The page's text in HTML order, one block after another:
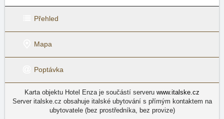
Přehled
Mapa
Poptávka
Karta objektu Hotel Enza je součástí serveru www.italske.cz
Server italske.cz obsahuje italské ubytování s přímým kontaktem na
ubytovatele (bez prostředníka, bez provize)